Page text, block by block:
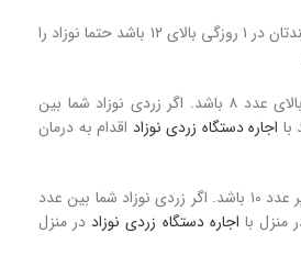
اما اگر عدد زردی فرند دلبندتان در ۱ روزگی بالای ۱۲ باشد حتما نوزاد را
زردی نوزاد ۲ روزه نباید بالای عدد ۸ باشد. اگر زردی نوزاد شما بین
اجاره دستگاه زردی نوزاد اقدام به درمان
زردی نوزاد ۳ روزه باید زیر عدد ۱۰ باشد. اگر زردی نوزاد شما بین عدد
اجاره دستگاه زردی نوزاد در منزل